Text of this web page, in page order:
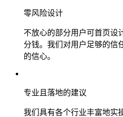
零风险设计
不放心的部分用户可首页设
分钱。我们对用户足够的信
的信心。
专业且落地的建议
我们具有各个行业丰富地实